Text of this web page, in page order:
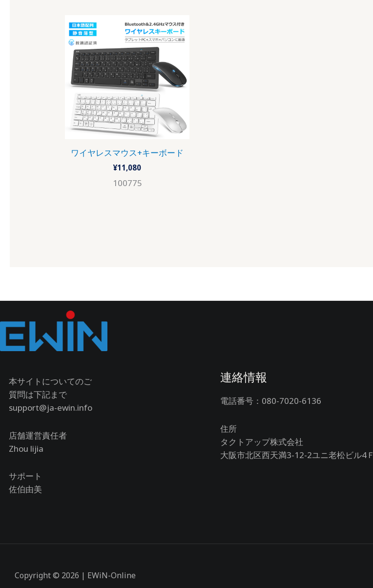
ワイヤレスマウス+キーボード
¥11,080
100775
本サイトについてのご
質問は下記まで
support@ja-ewin.info
店舗運営責任者
Zhou lijia
サポート
佐伯由美
連絡情報
電話番号：080-7020-6136
住所
タクトアップ株式会社
大阪市北区西天満3-12-2ユニ老松ビル4Ｆ
Copyright © 2026 | EWiN-Online